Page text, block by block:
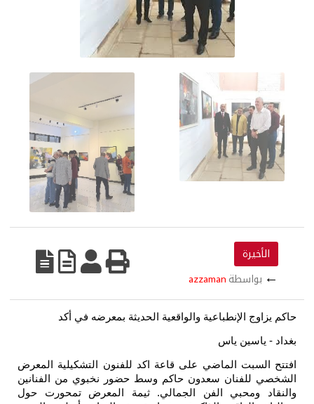
الأخيرة
← بواسطة azzaman
حاكم يزاوج الإنطباعية والواقعية الحديثة بمعرضه في أكد
بغداد - ياسين ياس
افتتح السبت الماضي على قاعة اكد للفنون التشكيلية المعرض
الشخصي للفنان سعدون حاكم وسط حضور نخبوي من الفنانين
والنقاد ومحبي الفن الجمالي. ثيمة المعرض تمحورت حول